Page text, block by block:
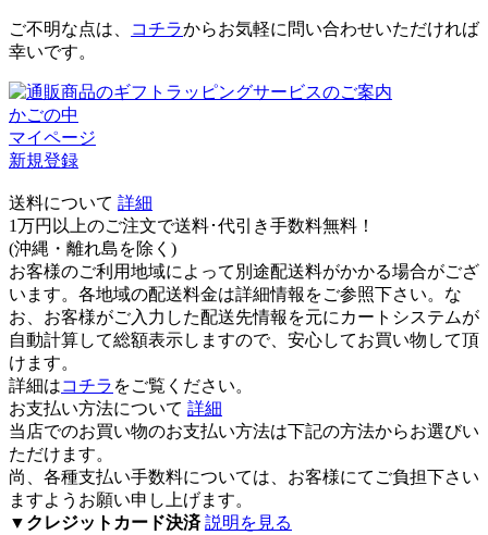
ご不明な点は、 コチラからお気軽に問い合わせいただければ
幸いです。
かごの中
マイページ
新規登録
送料について 詳細
1万円以上のご注文で送料･代引き手数料無料 ！
(沖縄・離れ島を除く)
お客様のご利用地域によって別途配送料がかかる場合がござ
います。各地域の配送料金は詳細情報をご参照下さい。な
お、お客様がご入力した配送先情報を元にカートシステムが
自動計算して総額表示しますので、安心してお買い物して頂
けます。
詳細はコチラ をご覧ください。
お支払い方法について 詳細
当店でのお買い物のお支払い方法は下記の方法からお選びい
ただけます。
尚、各種支払い手数料については、お客様にてご負担下さい
ますようお願い申し上げます。
▼ クレジットカード決済 説明を見る